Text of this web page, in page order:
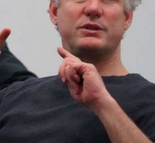
Anwendung von AR-Brillen